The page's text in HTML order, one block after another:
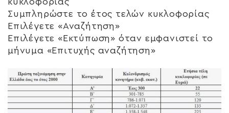
Συμπληρώστε το έτος τελών κυκλοφορίας
Επιλέγετε «Αναζήτηση»
Επιλέγετε «Εκτύπωση» όταν εμφανιστεί το
μήνυμα «Επιτυχής αναζήτηση»